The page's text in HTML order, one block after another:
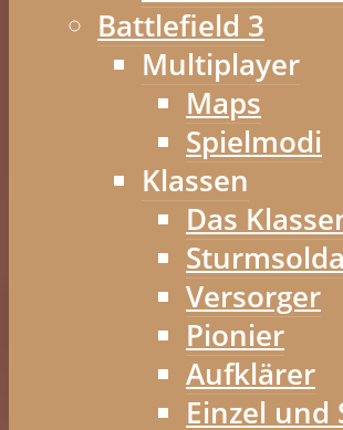
Battlefield 3
Multiplayer
Maps
Spielmodi
Klassen
Das
Versorger
Pionier
Aufklärer
Einzel und